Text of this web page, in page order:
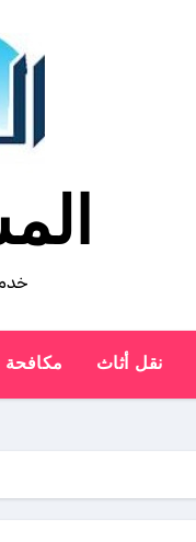
نقل أثاث